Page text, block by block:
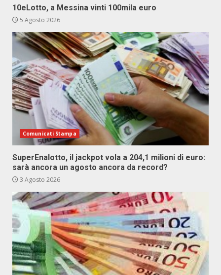
10eLotto, a Messina vinti 100mila euro
5 Agosto 2026
Comunicati Stampa
SuperEnalotto, il jackpot vola a 204,1 milioni di euro:
sarà ancora un agosto ancora da record?
3 Agosto 2026